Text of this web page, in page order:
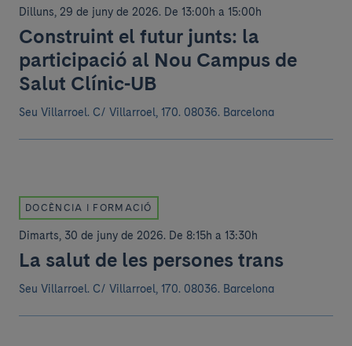
Dilluns, 29 de juny de 2026. De 13:00h a 15:00h
Construint el futur junts: la
participació al Nou Campus de
Salut Clínic-UB
Seu Villarroel. C/ Villarroel, 170. 08036. Barcelona
DOCÈNCIA I FORMACIÓ
Dimarts, 30 de juny de 2026. De 8:15h a 13:30h
La salut de les persones trans
Seu Villarroel. C/ Villarroel, 170. 08036. Barcelona